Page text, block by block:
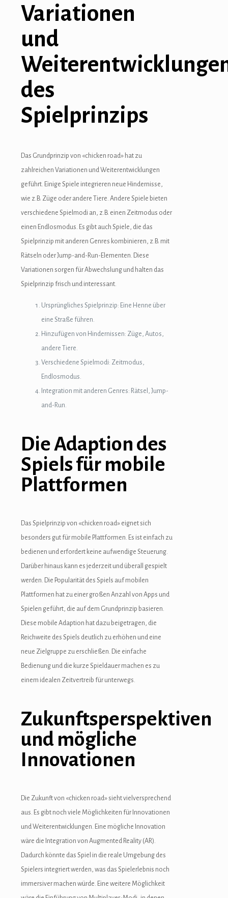
Variationen
und
des
Spielprinzips
Das Grundprinzip von «chicken road» hat zu
zahlreichen Variationen und Weiterentwicklungen
geführt. Einige Spiele integrieren neue Hindernisse,
wie z.B. Züge oder andere Tiere. Andere Spiele bieten
verschiedene Spielmodi an, z.B. einen Zeitmodus oder
einen Endlosmodus. Es gibt auch Spiele, die das
Spielprinzip mit anderen Genres kombinieren, z.B. mit
Rätseln oder Jump-and-Run-Elementen. Diese
Variationen sorgen für Abwechslung und halten das
Spielprinzip frisch und interessant.
Ursprüngliches Spielprinzip: Eine Henne über
eine Straße führen.
Hinzufügen von Hindernissen: Züge, Autos,
andere Tiere.
Verschiedene Spielmodi: Zeitmodus,
Endlosmodus.
Integration mit anderen Genres: Rätsel, Jump-
and-Run.
Die Adaption des
Spiels für mobile
Plattformen
Das Spielprinzip von «chicken road» eignet sich
besonders gut für mobile Plattformen. Es ist einfach zu
bedienen und erfordert keine aufwendige Steuerung.
Darüber hinaus kann es jederzeit und überall gespielt
werden. Die Popularität des Spiels auf mobilen
Plattformen hat zu einer großen Anzahl von Apps und
Spielen geführt, die auf dem Grundprinzip basieren.
Diese mobile Adaption hat dazu beigetragen, die
Reichweite des Spiels deutlich zu erhöhen und eine
neue Zielgruppe zu erschließen. Die einfache
Bedienung und die kurze Spieldauer machen es zu
einem idealen Zeitvertreib für unterwegs.
Zukunftsperspektiven
und mögliche
Innovationen
Die Zukunft von «chicken road» sieht vielversprechend
aus. Es gibt noch viele Möglichkeiten für Innovationen
und Weiterentwicklungen. Eine mögliche Innovation
wäre die Integration von Augmented Reality (AR).
Dadurch könnte das Spiel in die reale Umgebung des
Spielers integriert werden, was das Spielerlebnis noch
immersiver machen würde. Eine weitere Möglichkeit